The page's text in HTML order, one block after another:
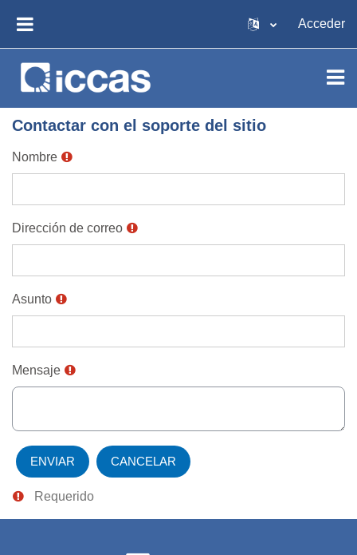
Acceder
Contactar con el soporte del sitio
Nombre
Dirección de correo
Asunto
Mensaje
Requerido